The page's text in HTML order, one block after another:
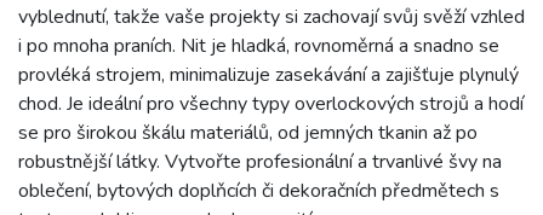
vyblednutí, takže vaše projekty si zachovají svůj svěží vzhled
i po mnoha praních. Nit je hladká, rovnoměrná a snadno se
provléká strojem, minimalizuje zasekávání a zajišťuje plynulý
chod. Je ideální pro všechny typy overlockových strojů a hodí
se pro širokou škálu materiálů, od jemných tkanin až po
robustnější látky. Vytvořte profesionální a trvanlivé švy na
oblečení, bytových doplňcích či dekoračních předmětech s